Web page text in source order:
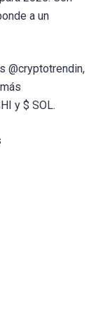
a un
@cryptotrendin,
y $ SOL.